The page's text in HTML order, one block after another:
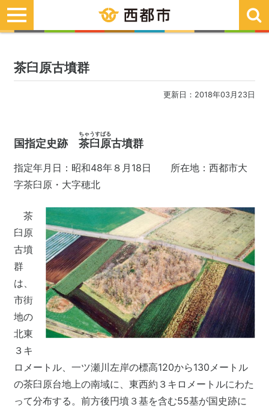
toggle
navigation
茶臼原古墳群
更新日：2018年03月23日
国指定史跡 茶臼原
ちゃうすばる
古墳群
指定年月日：昭和48年８月18日 所在地：西都市大
字茶臼原・大字穂北
茶
臼原
古墳
群
は、
市街
地の
北東
３キ
ロメートル、一ツ瀬川左岸の標高120から130メートル
の茶臼原台地上の南域に、東西約３キロメートルにわた
って分布する。前方後円墳３基を含む55基が国史跡に